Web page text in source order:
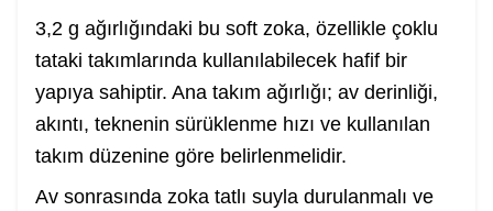
3,2 g ağırlığındaki bu soft zoka, özellikle çoklu
tataki takımlarında kullanılabilecek hafif bir
yapıya sahiptir. Ana takım ağırlığı; av derinliği,
akıntı, teknenin sürüklenme hızı ve kullanılan
takım düzenine göre belirlenmelidir.
Av sonrasında zoka tatlı suyla durulanmalı ve